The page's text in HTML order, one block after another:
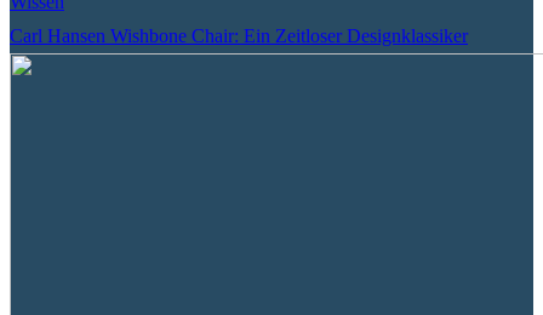
Carl Hansen Wishbone Chair: Ein Zeitloser Designklassiker